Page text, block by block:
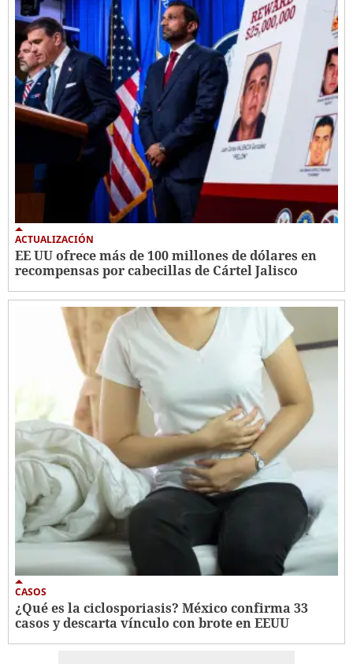
ACTUALIZACIÓN
EE UU ofrece más de 100 millones de dólares en
recompensas por cabecillas de Cártel Jalisco
CASOS
¿Qué es la ciclosporiasis? México confirma 33
casos y descarta vínculo con brote en EEUU